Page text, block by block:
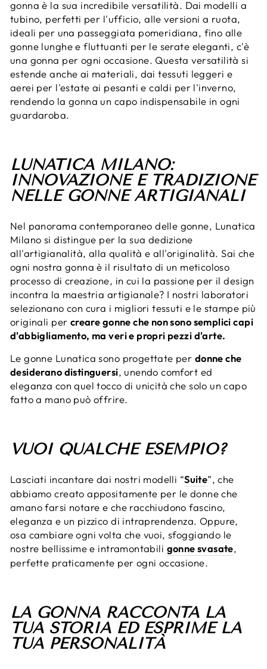
gonna è la sua incredibile versatilità. Dai modelli a
tubino, perfetti per l'ufficio, alle versioni a ruota,
ideali per una passeggiata pomeridiana, fino alle
gonne lunghe e fluttuanti per le serate eleganti, c'è
una gonna per ogni occasione. Questa versatilità si
estende anche ai materiali, dai tessuti leggeri e
aerei per l'estate ai pesanti e caldi per l'inverno,
rendendo la gonna un capo indispensabile in ogni
guardaroba.
LUNATICA MILANO:
INNOVAZIONE E TRADIZIONE
NELLE GONNE ARTIGIANALI
Nel panorama contemporaneo delle gonne, Lunatica
Milano si distingue per la sua dedizione
all'artigianalità, alla qualità e all'originalità. Sai che
ogni nostra gonna è il risultato di un meticoloso
processo di creazione, in cui la passione per il design
incontra la maestria artigianale? I nostri laboratori
selezionano con cura i migliori tessuti e le stampe più
originali per creare gonne che non sono semplici capi
d'abbigliamento, ma veri e propri pezzi d'arte.
Le gonne Lunatica sono progettate per donne che
desiderano distinguersi, unendo comfort ed
eleganza con quel tocco di unicità che solo un capo
fatto a mano può offrire.
VUOI QUALCHE ESEMPIO?
Lasciati incantare dai nostri modelli “Suite”, che
abbiamo creato appositamente per le donne che
amano farsi notare e che racchiudono fascino,
eleganza e un pizzico di intraprendenza. Oppure,
osa cambiare ogni volta che vuoi, sfoggiando le
nostre bellissime e intramontabili gonne svasate,
perfette praticamente per ogni occasione.
LA GONNA RACCONTA LA
TUA STORIA ED ESPRIME LA
TUA PERSONALITÀ